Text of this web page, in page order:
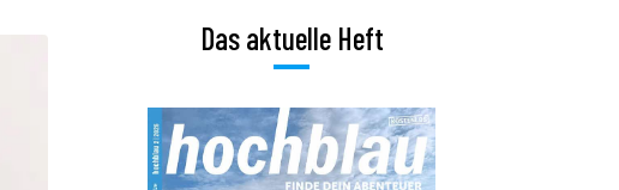
Das aktuelle Heft